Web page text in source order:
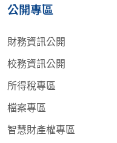
公開專區
財務資訊公開
校務資訊公開
所得稅專區
檔案專區
智慧財產權專區